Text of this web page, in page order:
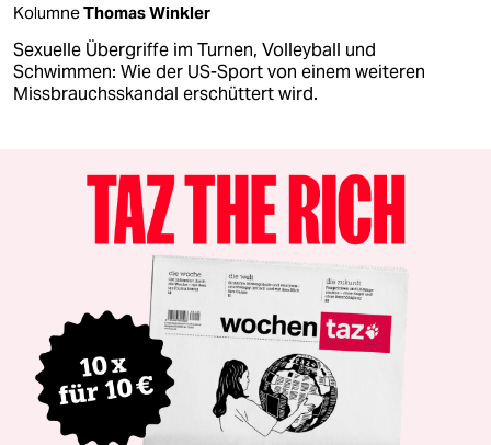
KolumneThomas Winkler
Sexuelle Übergriffe im Turnen, Volleyball und
Schwimmen: Wie der US-Sport von einem weiteren
Missbrauchsskandal erschüttert wird.